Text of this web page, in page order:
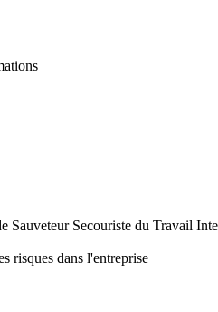
Sauveteur Secouriste du Travail
risques dans l'entreprise